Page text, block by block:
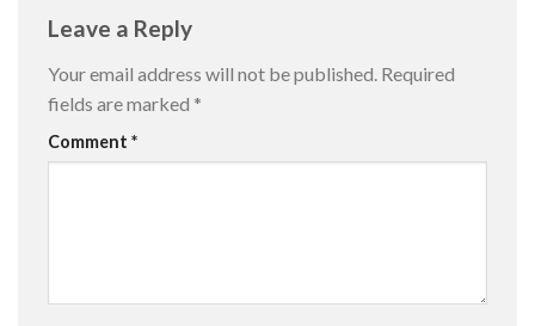
Leave a Reply
Your email address will not be published. Required
fields are marked *
Comment *